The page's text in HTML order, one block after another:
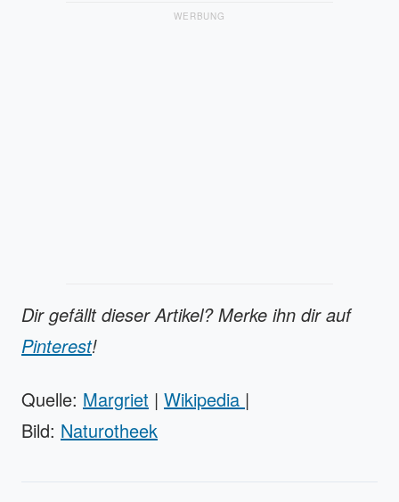
WERBUNG
Dir gefällt dieser Artikel? Merke ihn dir auf
Pinterest!
Quelle: Margriet | Wikipedia |
Bild: Naturotheek